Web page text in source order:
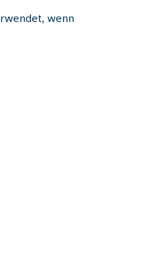
wenn